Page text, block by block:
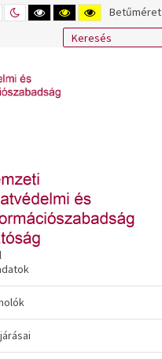
ÉJSZAKAI
MÓD
NAGY
KONTRASZTÚ
FEKETE-
FEHÉR
NAGY
KONTRASZTÚ
FEKETE
SÁRGA
NAGY
KONTRASZTÚ
SÁRGA
FEKETE
Betűméret